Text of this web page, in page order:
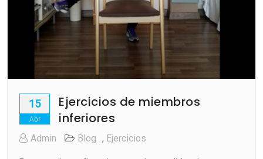
15
Abr
Ejercicios de miembros
inferiores
Admin Blog , Ejercicios